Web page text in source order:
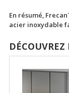
En résumé,
acier inoxydable
DÉCOUVREZ